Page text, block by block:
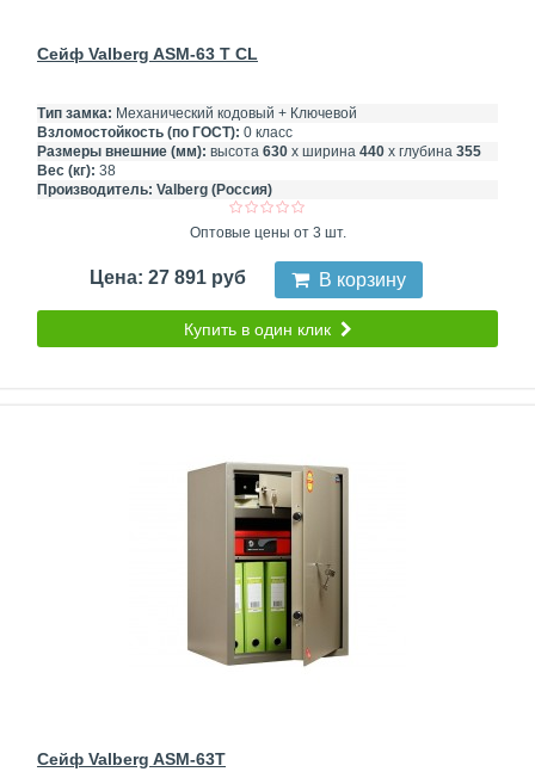
Сейф Valberg ASM-63 T CL
Тип замка: Механический кодовый + Ключевой
Взломостойкость (по ГОСТ): 0 класс
Размеры внешние (мм): высота 630 х ширина 440 х глубина 355
Вес (кг): 38
Производитель: Valberg (Россия)
Оптовые цены от 3 шт.
Цена: 27 891 руб В корзину
Купить в один клик
Сейф Valberg ASM-63T